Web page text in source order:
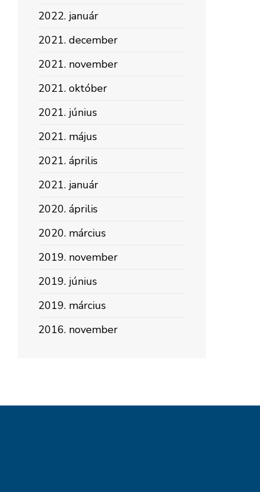
2022. január
2021. december
2021. november
2021. október
2021. június
2021. május
2021. április
2021. január
2020. április
2020. március
2019. november
2019. június
2019. március
2016. november